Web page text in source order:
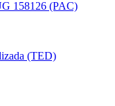
158126 (PAC)
(TED)